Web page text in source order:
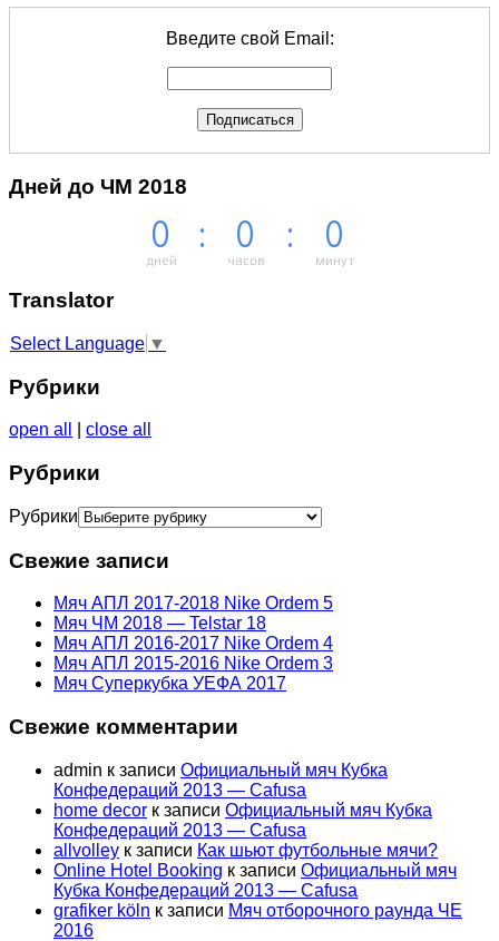
Введите свой Email:
Дней до ЧМ 2018
0
дней
: 0
часов
: 0
минут
Тranslator
Select Language ▼
Рубрики
open all close all
Рубрики
Рубрики
Свежие записи
Мяч АПЛ 2017-2018 Nike Ordem 5
Мяч ЧМ 2018 — Telstar 18
Мяч АПЛ 2016-2017 Nike Ordem 4
Мяч АПЛ 2015-2016 Nike Ordem 3
Мяч Суперкубка УЕФА 2017
Свежие комментарии
admin к записи Официальный мяч Кубка
Конфедераций 2013 — Cafusa
home decor к записи Официальный мяч Кубка
Конфедераций 2013 — Cafusa
allvolley к записи Как шьют футбольные мячи?
Online Hotel Booking к записи Официальный мяч
Кубка Конфедераций 2013 — Cafusa
grafiker köln к записи Мяч отборочного раунда ЧЕ
2016